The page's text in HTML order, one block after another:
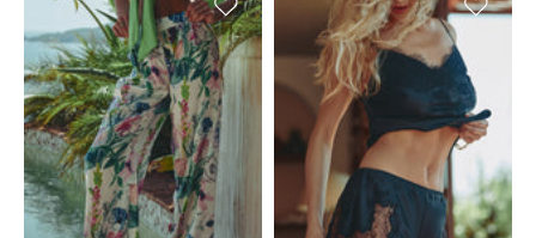
Ajouter à la liste de souhaitsAjouter